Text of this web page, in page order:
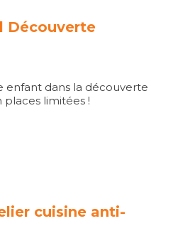
Découverte
dans la découverte
limitées !
cuisine anti-